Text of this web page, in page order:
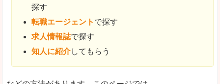
探す
転職エージェント で探す
求人情報誌で探す
知人に紹介してもらう